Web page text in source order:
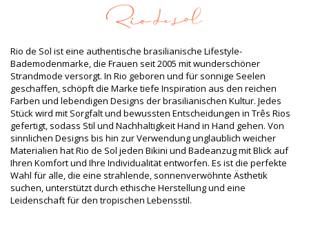
16% Spandex (LYCRA) - OEKO-TEX - Chlorine Resistant
Futter: 84% Biodegradable Nylon (AMNI SOUL ECO), 16%
Spandex (LYCRA) - OEKO-TEX - Chlorine Resistant
Produktinformation
Abteilung: Damen, Bikini-Tops
Verpackung beinhaltet: 1 x Bikini-Tops (Andere Accessoires
nicht eingeschlossen)
HS CODE: 6112.41.0010
SKU: 1981121422
EAN: XS (7899810306258), S (7899810306265), M (7899810306272),
L (7899810306289), XL (7899810306296)
Gewicht: 55g / 0.12lb / 1.94oz
Print ist nicht exakt und kann je nach Schnitt variieren
Retuschierte Fotos
Rio de Sol ist eine authentische brasilianische Lifestyle-
Bademodenmarke, die Frauen seit 2005 mit wunderschöner
Strandmode versorgt. In Rio geboren und für sonnige Seelen
geschaffen, schöpft die Marke tiefe Inspiration aus den reichen
Farben und lebendigen Designs der brasilianischen Kultur. Jedes
Stück wird mit Sorgfalt und bewussten Entscheidungen in Três Rios
gefertigt, sodass Stil und Nachhaltigkeit Hand in Hand gehen. Von
sinnlichen Designs bis hin zur Verwendung unglaublich weicher
Materialien hat Rio de Sol jeden Bikini und Badeanzug mit Blick auf
Ihren Komfort und Ihre Individualität entworfen. Es ist die perfekte
Wahl für alle, die eine strahlende, sonnenverwöhnte Ästhetik
suchen, unterstützt durch ethische Herstellung und eine
Leidenschaft für den tropischen Lebensstil.